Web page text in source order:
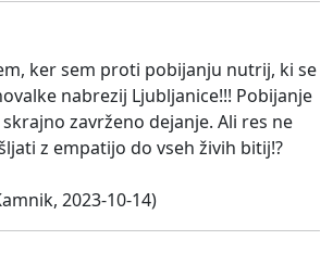
ker sem proti pobijanju nutrij, ki se
nabrezij Ljubljanice!!! Pobijanje
zavrženo dejanje. Ali res ne
z empatijo do vseh živih bitij!?
2023-10-14)